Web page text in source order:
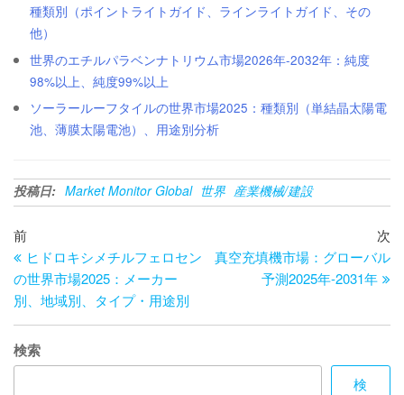
種類別（ポイントライトガイド、ラインライトガイド、その
他）
世界のエチルパラベンナトリウム市場2026年-2032年：純度
98%以上、純度99%以上
ソーラールーフタイルの世界市場2025：種類別（単結晶太陽電
池、薄膜太陽電池）、用途別分析
投稿日: Market Monitor Global 世界 産業機械/建設
投
稿
ナ
ビ
ゲ
過
去
の
投
稿
前
ヒドロキシメチルフェロセン
の世界市場2025：メーカー
別、地域別、タイプ・用途別
の
次
真空充填機市場：グローバル
予測2025年-2031年
検索
検